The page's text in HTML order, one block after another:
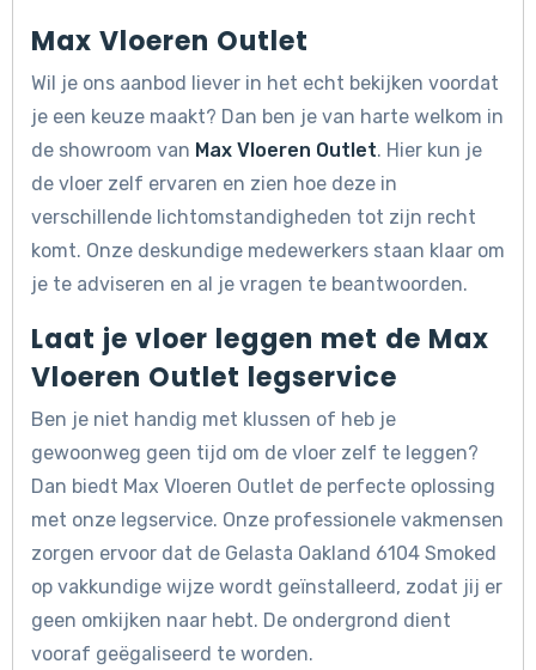
Max Vloeren Outlet
Wil je ons aanbod liever in het echt bekijken voordat
je een keuze maakt? Dan ben je van harte welkom in
de showroom van Max Vloeren Outlet. Hier kun je
de vloer zelf ervaren en zien hoe deze in
verschillende lichtomstandigheden tot zijn recht
komt. Onze deskundige medewerkers staan klaar om
je te adviseren en al je vragen te beantwoorden.
Laat je vloer leggen met de Max
Vloeren Outlet legservice
Ben je niet handig met klussen of heb je
gewoonweg geen tijd om de vloer zelf te leggen?
Dan biedt Max Vloeren Outlet de perfecte oplossing
met onze legservice. Onze professionele vakmensen
zorgen ervoor dat de Gelasta Oakland 6104 Smoked
op vakkundige wijze wordt geïnstalleerd, zodat jij er
geen omkijken naar hebt. De ondergrond dient
vooraf geëgaliseerd te worden.